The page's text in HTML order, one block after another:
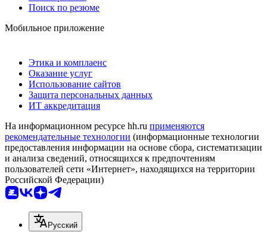
Поиск по резюме
Мобильное приложение
Этика и комплаенс
Оказание услуг
Использование сайтов
Защита персональных данных
ИТ аккредитация
На информационном ресурсе hh.ru применяются
рекомендательные технологии (информационные технологии
предоставления информации на основе сбора, систематизации
и анализа сведений, относящихся к предпочтениям
пользователей сети «Интернет», находящихся на территории
Российской Федерации)
Русский